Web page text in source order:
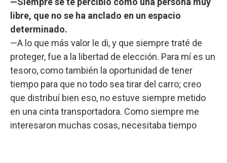
libre, que no se ha anclado en un espacio
determinado.
—A lo que más valor le di, y que siempre traté de
proteger, fue a la libertad de elección. Para mí es un
tesoro, como también la oportunidad de tener
tiempo para que no todo sea tirar del carro; creo
que distribuí bien eso, no estuve siempre metido
en una cinta transportadora. Como siempre me
interesaron muchas cosas, necesitaba tiempo